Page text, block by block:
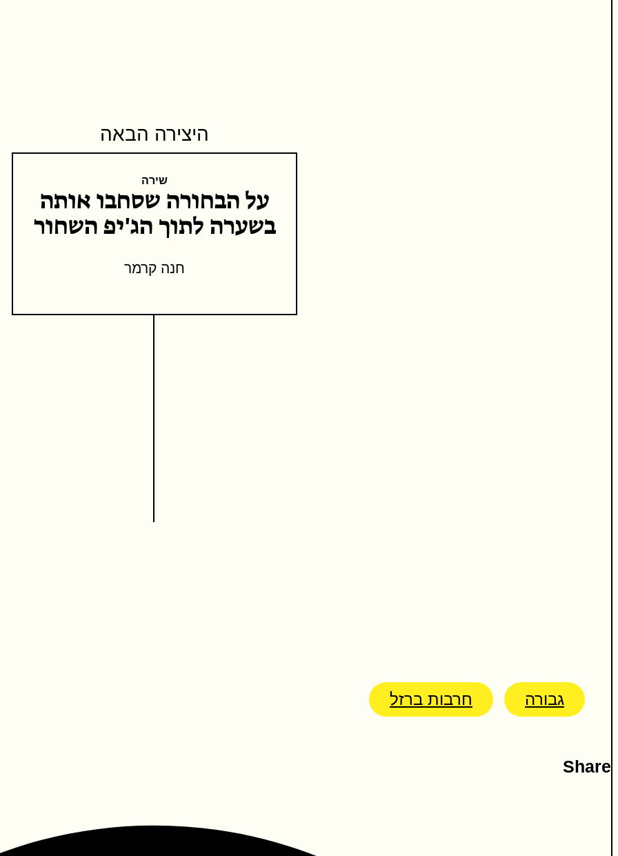
היצירה הבאה
שירה
על הבחורה שסחבו אותה
בשערה לתוך הג'יפ השחור
חנה קרמר
גבורה חרבות ברזל
Share